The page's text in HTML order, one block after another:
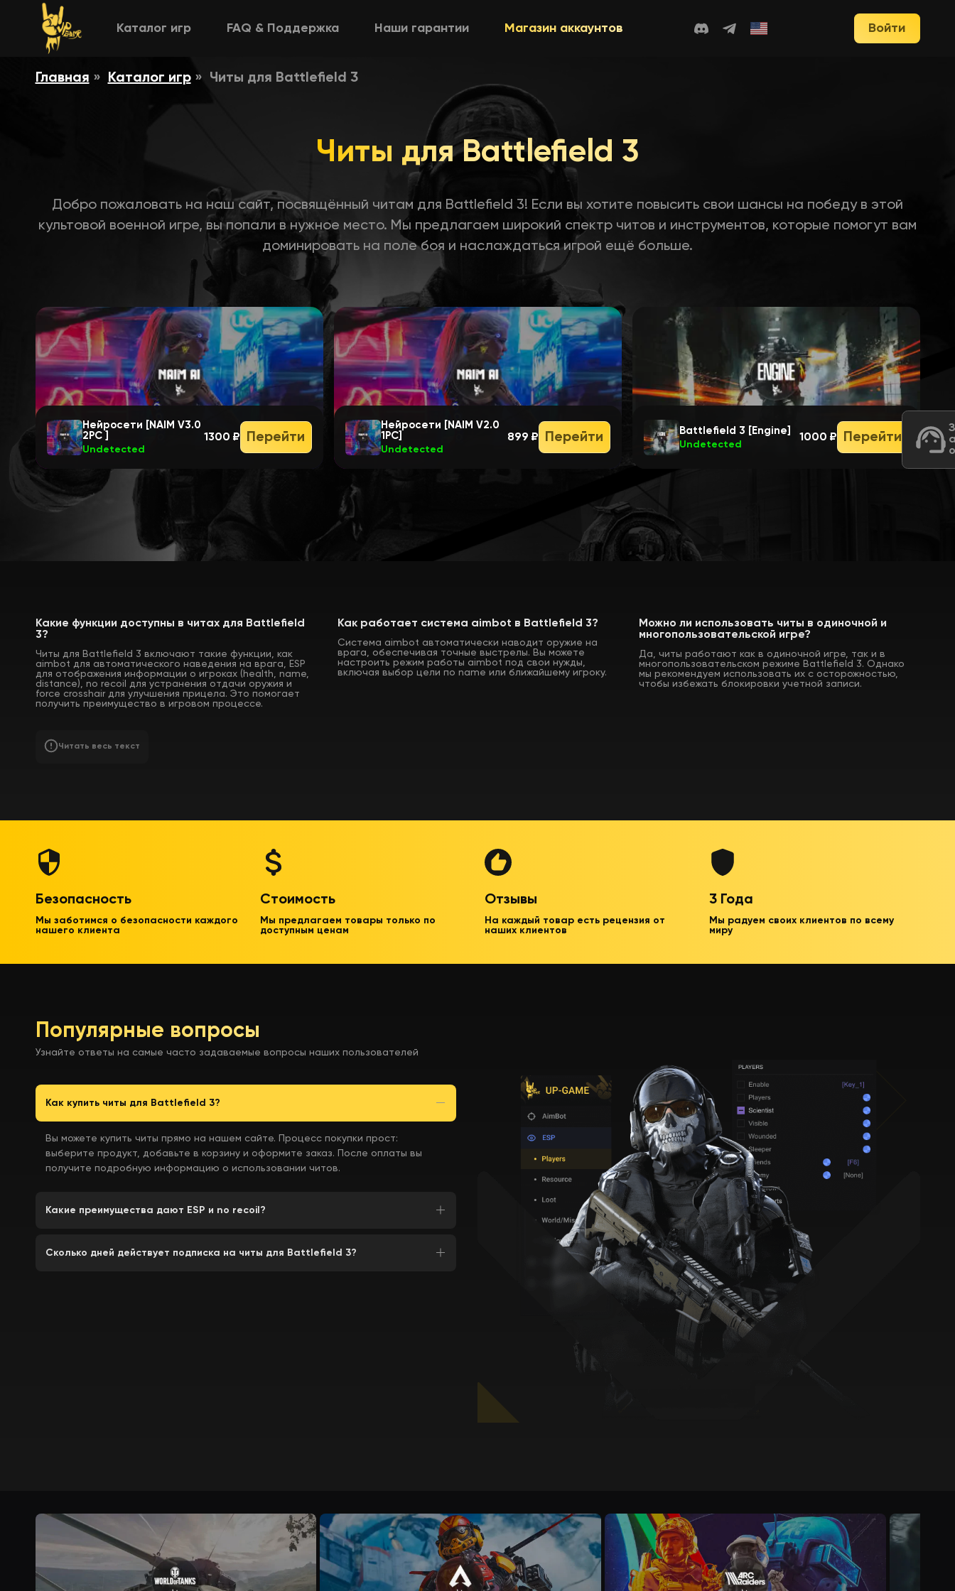
Каталог игр FAQ & Поддержка Наши гарантии Магазин аккаунтов Войти
Главная Каталог игр Читы для Battlefield 3
Читы для Battlefield 3
Добро пожаловать на наш сайт, посвящённый читам для Battlefield 3! Если вы хотите повысить свои шансы на победу в этой
культовой военной игре, вы попали в нужное место. Мы предлагаем широкий спектр читов и инструментов, которые помогут вам
доминировать на поле боя и наслаждаться игрой ещё больше.
Нейросети [NAIM V3.0
2PC ]
Undetected
1300 ₽ Перейти
Нейросети [NAIM V2.0
1PC]
Undetected
899 ₽ Перейти Battlefield 3 [Engine]
Undetected
1000 ₽ Перейти
Какие функции доступны в читах для Battlefield
3?
Читы для Battlefield 3 включают такие функции, как
aimbot для автоматического наведения на врага, ESP
для отображения информации о игроках (health, name,
distance), no recoil для устранения отдачи оружия и
force crosshair для улучшения прицела. Это помогает
получить преимущество в игровом процессе.
Как работает система aimbot в Battlefield 3?
Система aimbot автоматически наводит оружие на
врага, обеспечивая точные выстрелы. Вы можете
настроить режим работы aimbot под свои нужды,
включая выбор цели по name или ближайшему игроку.
Можно ли использовать читы в одиночной и
многопользовательской игре?
Да, читы работают как в одиночной игре, так и в
многопользовательском режиме Battlefield 3. Однако
мы рекомендуем использовать их с осторожностью,
чтобы избежать блокировки учетной записи.
Читать весь текст
Безопасность
Мы заботимся о безопасности каждого
нашего клиента
Стоимость
Мы предлагаем товары только по
доступным ценам
Отзывы
На каждый товар есть рецензия от
наших клиентов
3 Года
Мы радуем своих клиентов по всему
миру
Популярные вопросы
Узнайте ответы на самые часто задаваемые вопросы наших пользователей
Как купить читы для Battlefield 3?
Вы можете купить читы прямо на нашем сайте. Процесс покупки прост:
выберите продукт, добавьте в корзину и оформите заказ. После оплаты вы
получите подробную информацию о использовании читов.
Какие преимущества дают ESP и no recoil?
Сколько дней действует подписка на читы для Battlefield 3?